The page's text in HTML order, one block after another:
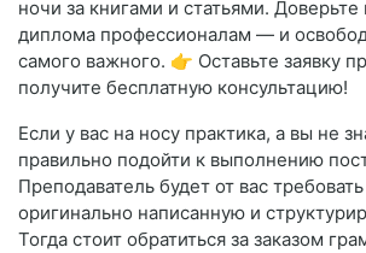
ночи за книгами и статьями. Доверьте
диплома профессионалам — и
самого важного. 👉 Оставьте заявку
получите бесплатную консультацию!
Если у вас на носу практика, а вы не
правильно подойти к выполнению
Преподаватель будет от вас
оригинально написанную и
Тогда стоит обратиться за заказом